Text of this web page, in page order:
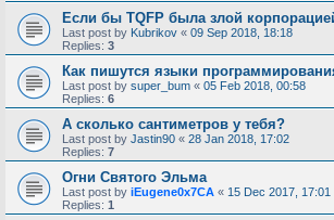
Если бы TQFP была злой
Last post by Kubrikov « 09 Sep 2018, 18:18
Replies: 3
Как пишутся языки
Last post by super_bum « 05 Feb 2018, 00:58
Replies: 6
А сколько сантиметров у тебя?
Last post by Jastin90 « 28 Jan 2018, 17:02
Replies: 7
Огни Святого Эльма
Last post by iEugene0x7CA « 15 Dec 2017, 17:01
Replies: 1